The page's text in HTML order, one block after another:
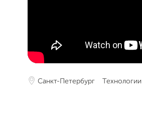
Санкт-Петербург Технологии